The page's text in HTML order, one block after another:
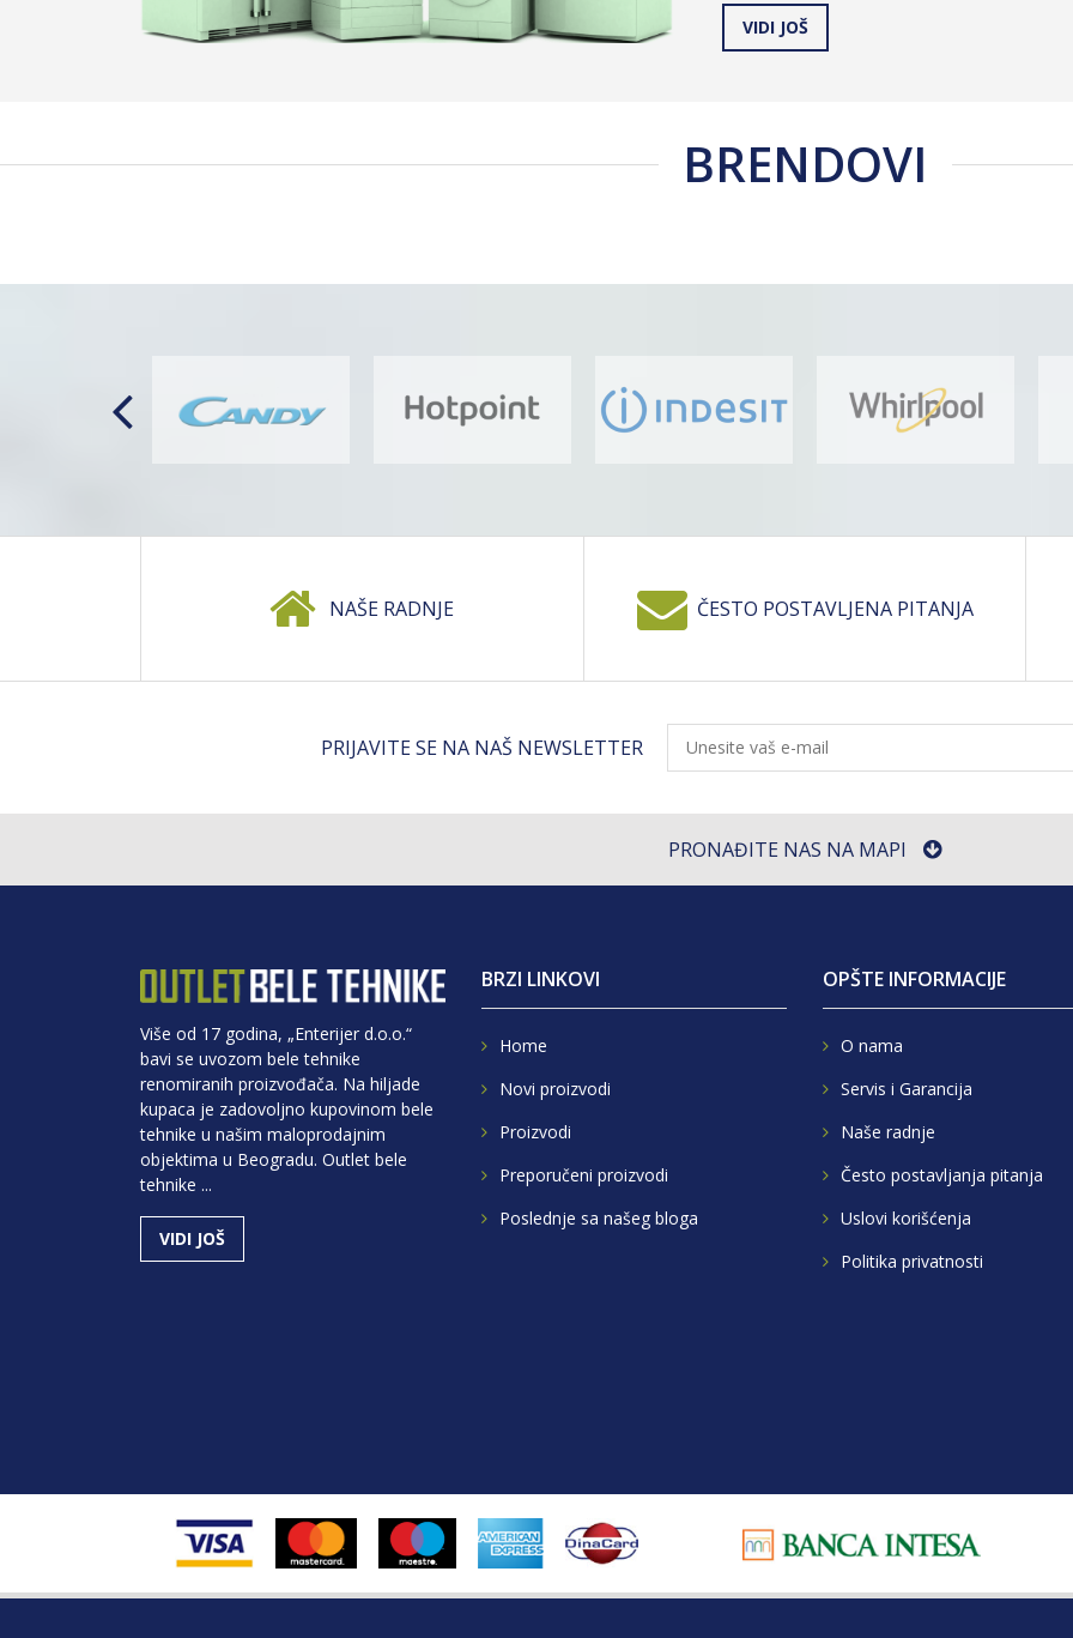
VIDI JOŠ
BRENDOVI
NAŠE RADNJE ČESTO POSTAVLJENA PITANJA
PRIJAVITE SE NA NAŠ NEWSLETTER
PRONAĐITE NAS NA MAPI
Više od 17 godina, „Enterijer d.o.o.“
bavi se uvozom bele tehnike
renomiranih proizvođača. Na hiljade
kupaca je zadovoljno kupovinom bele
tehnike u našim maloprodajnim
objektima u Beogradu. Outlet bele
tehnike ...
VIDI JOŠ
BRZI LINKOVI
Home
Novi proizvodi
Proizvodi
Preporučeni proizvodi
Poslednje sa našeg bloga
OPŠTE INFORMACIJE
O nama
Servis i Garancija
Naše radnje
Često postavljanja pitanja
Uslovi korišćenja
Politika privatnosti